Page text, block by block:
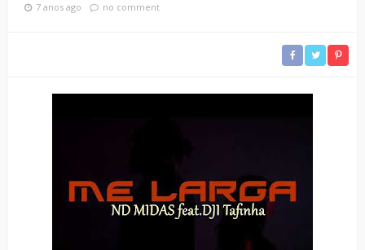
7 anos ago no comment